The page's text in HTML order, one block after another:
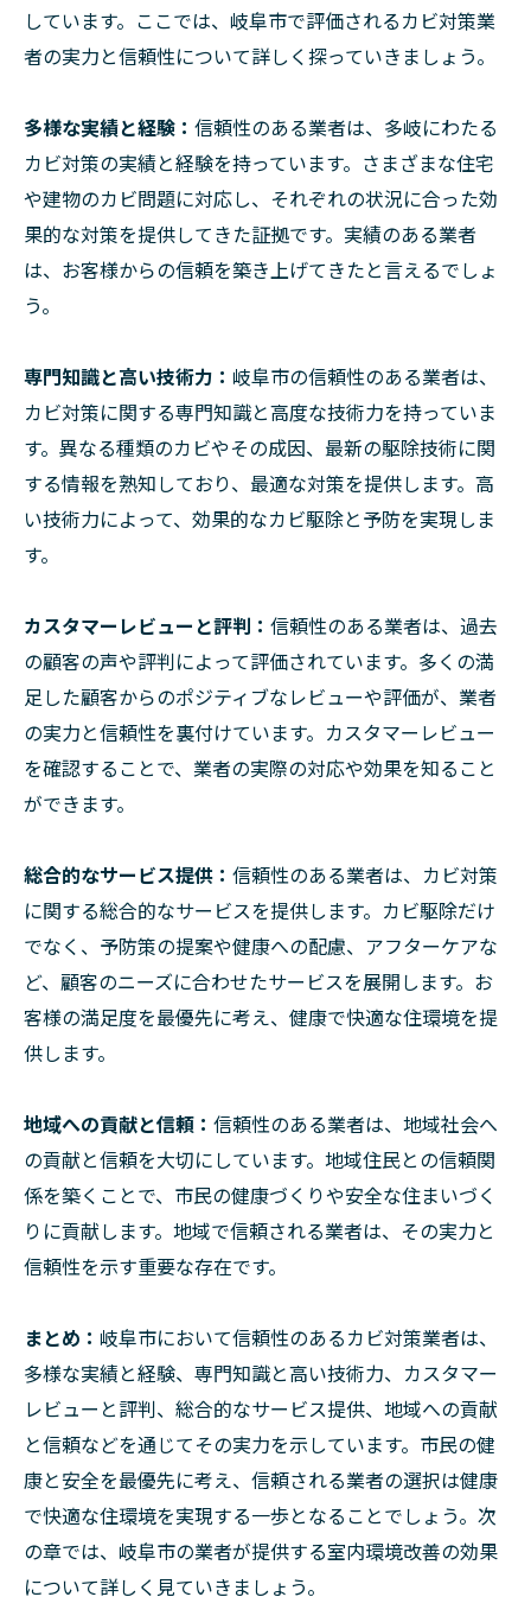
しています。ここでは、岐阜市で評価されるカビ対策業
者の実力と信頼性について詳しく探っていきましょう。
多様な実績と経験： 信頼性のある業者は、多岐にわたる
カビ対策の実績と経験を持っています。さまざまな住宅
や建物のカビ問題に対応し、それぞれの状況に合った効
果的な対策を提供してきた証拠です。実績のある業者
は、お客様からの信頼を築き上げてきたと言えるでしょ
う。
専門知識と高い技術力： 岐阜市の信頼性のある業者は、
カビ対策に関する専門知識と高度な技術力を持っていま
す。異なる種類のカビやその成因、最新の駆除技術に関
する情報を熟知しており、最適な対策を提供します。高
い技術力によって、効果的なカビ駆除と予防を実現しま
す。
カスタマーレビューと評判： 信頼性のある業者は、過去
の顧客の声や評判によって評価されています。多くの満
足した顧客からのポジティブなレビューや評価が、業者
の実力と信頼性を裏付けています。カスタマーレビュー
を確認することで、業者の実際の対応や効果を知ること
ができます。
総合的なサービス提供： 信頼性のある業者は、カビ対策
に関する総合的なサービスを提供します。カビ駆除だけ
でなく、予防策の提案や健康への配慮、アフターケアな
ど、顧客のニーズに合わせたサービスを展開します。お
客様の満足度を最優先に考え、健康で快適な住環境を提
供します。
地域への貢献と信頼： 信頼性のある業者は、地域社会へ
の貢献と信頼を大切にしています。地域住民との信頼関
係を築くことで、市民の健康づくりや安全な住まいづく
りに貢献します。地域で信頼される業者は、その実力と
信頼性を示す重要な存在です。
まとめ： 岐阜市において信頼性のあるカビ対策業者は、
多様な実績と経験、専門知識と高い技術力、カスタマー
レビューと評判、総合的なサービス提供、地域への貢献
と信頼などを通じてその実力を示しています。市民の健
康と安全を最優先に考え、信頼される業者の選択は健康
で快適な住環境を実現する一歩となることでしょう。次
の章では、岐阜市の業者が提供する室内環境改善の効果
について詳しく見ていきましょう。